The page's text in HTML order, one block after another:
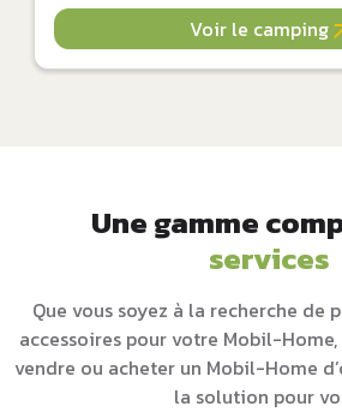
Voir le camping
Une gamme
services
Que vous soyez à la recherche de
accessoires pour votre Mobil-
vendre ou acheter un Mobil-Home
la solution pour